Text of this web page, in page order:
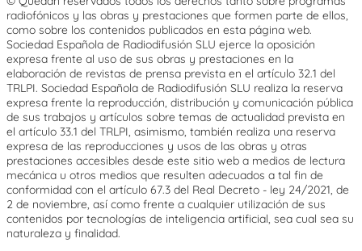
radiofónicos y las obras y prestaciones que formen parte de ellos,
como sobre los contenidos publicados en esta página web.
Sociedad Española de Radiodifusión SLU ejerce la oposición
expresa frente al uso de sus obras y prestaciones en la
elaboración de revistas de prensa prevista en el artículo 32.1 del
TRLPI. Sociedad Española de Radiodifusión SLU realiza la reserva
expresa frente la reproducción, distribución y comunicación pública
de sus trabajos y artículos sobre temas de actualidad prevista en
el artículo 33.1 del TRLPI, asimismo, también realiza una reserva
expresa de las reproducciones y usos de las obras y otras
prestaciones accesibles desde este sitio web a medios de lectura
mecánica u otros medios que resulten adecuados a tal fin de
conformidad con el artículo 67.3 del Real Decreto - ley 24/2021, de
2 de noviembre, así como frente a cualquier utilización de sus
contenidos por tecnologías de inteligencia artificial, sea cual sea su
naturaleza y finalidad.